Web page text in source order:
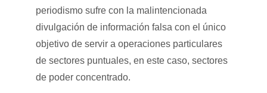
periodismo sufre con la malintencionada
divulgación de información falsa con el único
objetivo de servir a operaciones particulares
de sectores puntuales, en este caso, sectores
de poder concentrado.